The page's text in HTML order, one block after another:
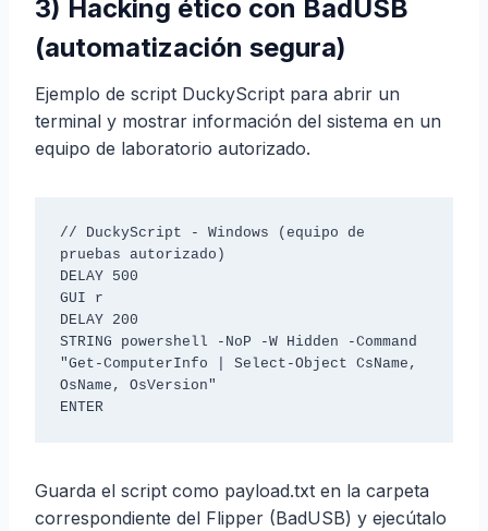
3) Hacking ético con BadUSB
(automatización segura)
Ejemplo de script DuckyScript para abrir un
terminal y mostrar información del sistema en un
equipo de laboratorio autorizado.
// DuckyScript - Windows (equipo de
pruebas autorizado)
DELAY 500
GUI r
DELAY 200
STRING powershell -NoP -W Hidden -Command
"Get-ComputerInfo | Select-Object CsName,
OsName, OsVersion"
ENTER
Guarda el script como payload.txt en la carpeta
correspondiente del Flipper (BadUSB) y ejecútalo